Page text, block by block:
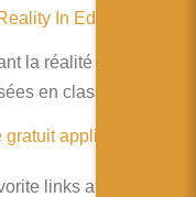
In Education
la réalité
en classe
gratuit application
links are